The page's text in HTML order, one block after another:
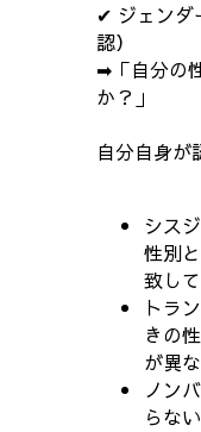
✔ ジェンダ
認）
➡「自分の
か？」
自分自身が
シス
性別
致して
トラ
きの
が異な
ノン
らな